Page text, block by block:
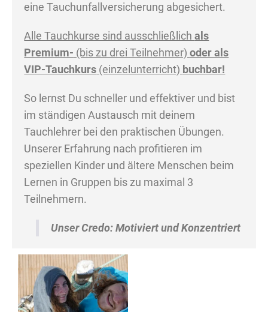
eine Tauchunfallversicherung abgesichert.
Alle Tauchkurse sind ausschließlichals
Premium- (bis zu drei Teilnehmer)oder als
VIP-Tauchkurs (einzelunterricht) buchbar!
So lernst Du schneller und effektiver und bist
im ständigen Austausch mit deinem
Tauchlehrer bei den praktischen Übungen.
Unserer Erfahrung nach profitieren im
speziellen Kinder und ältere Menschen beim
Lernen in Gruppen bis zu maximal 3
Teilnehmern.
Unser Credo: Motiviert und Konzentriert